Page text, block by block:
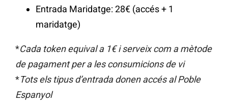
Entrada Maridatge: 28€ (accés + 1
maridatge)
*Cada token equival a 1€ i serveix com a mètode
de pagament per a les consumicions de vi
*Tots els tipus d’entrada donen accés al Poble
Espanyol